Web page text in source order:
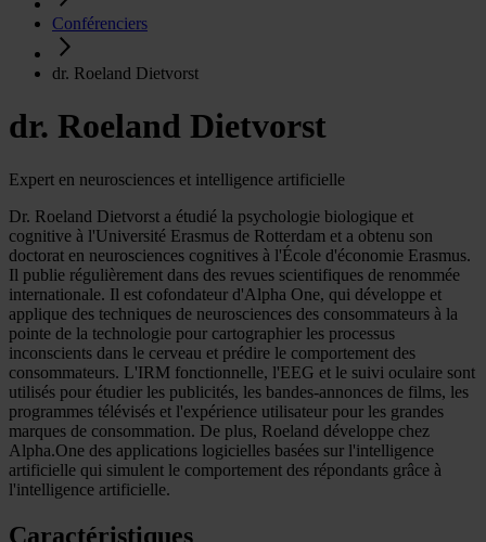
Conférenciers
dr. Roeland Dietvorst
dr. Roeland Dietvorst
Expert en neurosciences et intelligence artificielle
Dr. Roeland Dietvorst a étudié la psychologie biologique et
cognitive à l'Université Erasmus de Rotterdam et a obtenu son
doctorat en neurosciences cognitives à l'École d'économie Erasmus.
Il publie régulièrement dans des revues scientifiques de renommée
internationale. Il est cofondateur d'Alpha One, qui développe et
applique des techniques de neurosciences des consommateurs à la
pointe de la technologie pour cartographier les processus
inconscients dans le cerveau et prédire le comportement des
consommateurs. L'IRM fonctionnelle, l'EEG et le suivi oculaire sont
utilisés pour étudier les publicités, les bandes-annonces de films, les
programmes télévisés et l'expérience utilisateur pour les grandes
marques de consommation. De plus, Roeland développe chez
Alpha.One des applications logicielles basées sur l'intelligence
artificielle qui simulent le comportement des répondants grâce à
l'intelligence artificielle.
Caractéristiques